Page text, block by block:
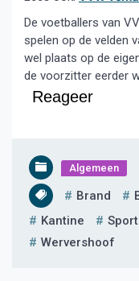
De voetballers van
spelen op de velden
wel plaats op de
de voorzitter eerder
Reageer
Algemeen
Brand
Kantine
Sport
Wervershoof